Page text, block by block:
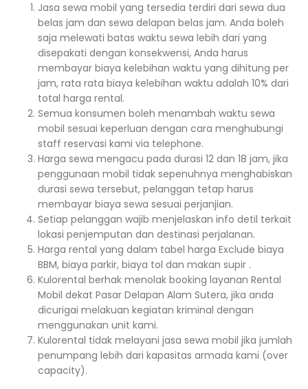
Jasa sewa mobil yang tersedia terdiri dari sewa dua
belas jam dan sewa delapan belas jam. Anda boleh
saja melewati batas waktu sewa lebih dari yang
disepakati dengan konsekwensi, Anda harus
membayar biaya kelebihan waktu yang dihitung per
jam, rata rata biaya kelebihan waktu adalah 10% dari
total harga rental.
Semua konsumen boleh menambah waktu sewa
mobil sesuai keperluan dengan cara menghubungi
staff reservasi kami via telephone.
Harga sewa mengacu pada durasi 12 dan 18 jam, jika
penggunaan mobil tidak sepenuhnya menghabiskan
durasi sewa tersebut, pelanggan tetap harus
membayar biaya sewa sesuai perjanjian.
Setiap pelanggan wajib menjelaskan info detil terkait
lokasi penjemputan dan destinasi perjalanan.
Harga rental yang dalam tabel harga Exclude biaya
BBM, biaya parkir, biaya tol dan makan supir .
Kulorental berhak menolak booking layanan Rental
Mobil dekat Pasar Delapan Alam Sutera, jika anda
dicurigai melakuan kegiatan kriminal dengan
menggunakan unit kami.
Kulorental tidak melayani jasa sewa mobil jika jumlah
penumpang lebih dari kapasitas armada kami (over
capacity).